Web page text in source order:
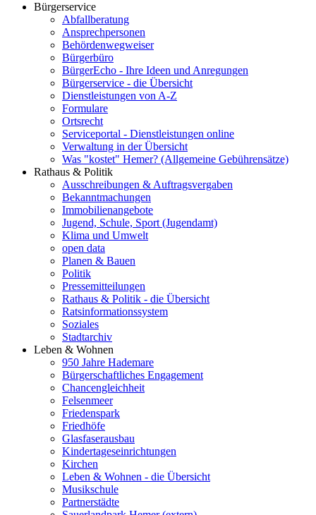
Bürgerservice
Abfallberatung
Ansprechpersonen
Behördenwegweiser
Bürgerbüro
BürgerEcho - Ihre Ideen und Anregungen
Bürgerservice - die Übersicht
Dienstleistungen von A-Z
Formulare
Ortsrecht
Serviceportal - Dienstleistungen online
Verwaltung in der Übersicht
Was "kostet" Hemer? (Allgemeine Gebührensätze)
Rathaus & Politik
Ausschreibungen & Auftragsvergaben
Bekanntmachungen
Immobilienangebote
Jugend, Schule, Sport (Jugendamt)
Klima und Umwelt
open data
Planen & Bauen
Politik
Pressemitteilungen
Rathaus & Politik - die Übersicht
Ratsinformationssystem
Soziales
Stadtarchiv
Leben & Wohnen
950 Jahre Hademare
Bürgerschaftliches Engagement
Chancengleichheit
Felsenmeer
Friedenspark
Friedhöfe
Glasfaserausbau
Kindertageseinrichtungen
Kirchen
Leben & Wohnen - die Übersicht
Musikschule
Partnerstädte